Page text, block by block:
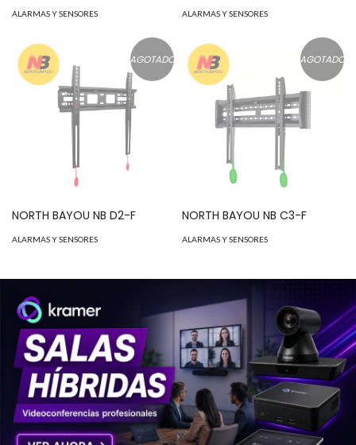
ALARMAS Y SENSORES ALARMAS Y SENSORES
AGOTADO
NORTH BAYOU NB D2-F
ALARMAS Y SENSORES
AGOTADO
NORTH BAYOU NB C3-F
ALARMAS Y SENSORES